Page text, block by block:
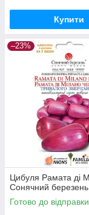
Купити
–23%
Цибуля Рамата ді
Сонячний березень
Готово до відправки